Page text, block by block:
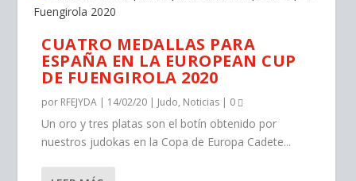
CUATRO MEDALLAS PARA
ESPAÑA EN LA EUROPEAN CUP
DE FUENGIROLA 2020
por RFEJYDA | 14/02/20 | Judo, Noticias | 0
Un oro y tres platas son el botín obtenido por
nuestros judokas en la Copa de Europa Cadete...